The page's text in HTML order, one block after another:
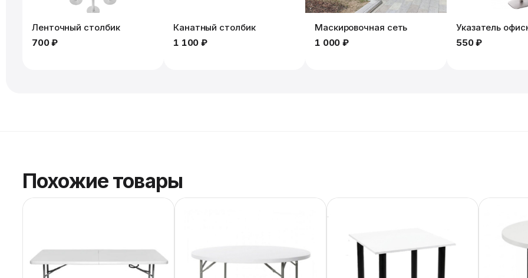
Ленточный столбик
700 ₽
Канатный столбик
1 100 ₽
Маскировочная сеть
1 000 ₽
Указатель
550 ₽
Похожие товары